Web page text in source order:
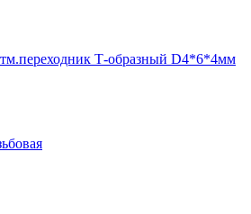
Т-образный D4*6*4мм